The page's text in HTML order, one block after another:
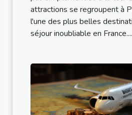
attractions se regroupent à
l'une des plus belles
séjour inoubliable en France....